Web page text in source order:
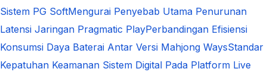
Sistem PG SoftMengurai Penyebab Utama Penurunan
Latensi Jaringan Pragmatic PlayPerbandingan Efisiensi
Konsumsi Daya Baterai Antar Versi Mahjong WaysStandar
Kepatuhan Keamanan Sistem Digital Pada Platform Live